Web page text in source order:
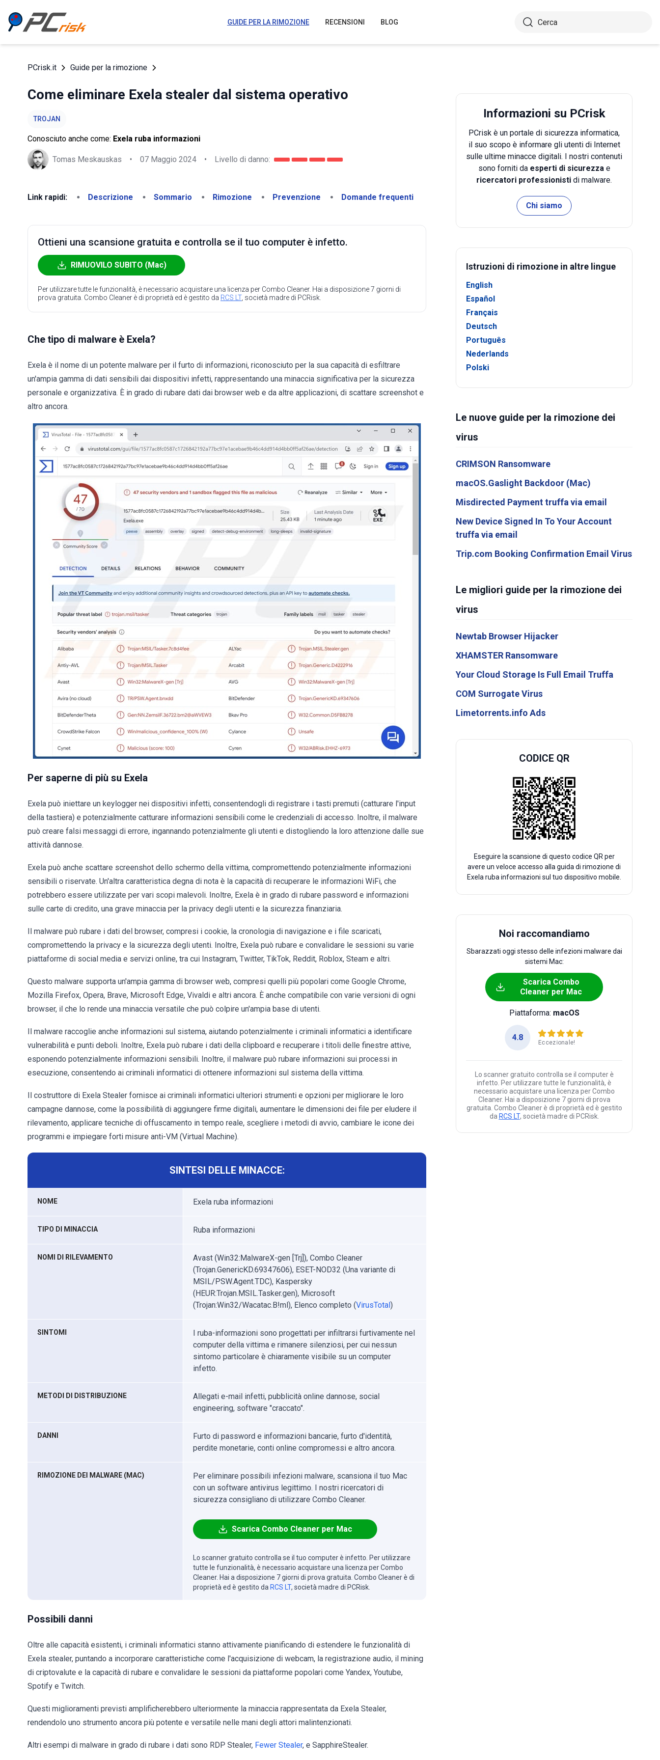
GUIDE PER LA RIMOZIONE RECENSIONI BLOG
PCrisk.it Guide per la rimozione
Come eliminare Exela stealer dal sistema operativo
TROJAN
Conosciuto anche come: Exela ruba informazioni
Tomas Meskauskas • 07 Maggio 2024 • Livello di danno:
Link rapidi: Descrizione Sommario Rimozione Prevenzione Domande frequenti
Ottieni una scansione gratuita e controlla se il tuo computer è infetto.
RIMUOVILO SUBITO (Mac)
Per utilizzare tutte le funzionalità, è necessario acquistare una licenza per Combo Cleaner. Hai a disposizione 7 giorni di
prova gratuita. Combo Cleaner è di proprietà ed è gestito da RCS LT, società madre di PCRisk.
Che tipo di malware è Exela?
Exela è il nome di un potente malware per il furto di informazioni, riconosciuto per la sua capacità di esfiltrare
un'ampia gamma di dati sensibili dai dispositivi infetti, rappresentando una minaccia significativa per la sicurezza
personale e organizzativa. È in grado di rubare dati dai browser web e da altre applicazioni, di scattare screenshot e
altro ancora.
Per saperne di più su Exela
Exela può iniettare un keylogger nei dispositivi infetti, consentendogli di registrare i tasti premuti (catturare l'input
della tastiera) e potenzialmente catturare informazioni sensibili come le credenziali di accesso. Inoltre, il malware
può creare falsi messaggi di errore, ingannando potenzialmente gli utenti e distogliendo la loro attenzione dalle sue
attività dannose.
Exela può anche scattare screenshot dello schermo della vittima, compromettendo potenzialmente informazioni
sensibili o riservate. Un'altra caratteristica degna di nota è la capacità di recuperare le informazioni WiFi, che
potrebbero essere utilizzate per vari scopi malevoli. Inoltre, Exela è in grado di rubare password e informazioni
sulle carte di credito, una grave minaccia per la privacy degli utenti e la sicurezza finanziaria.
Il malware può rubare i dati del browser, compresi i cookie, la cronologia di navigazione e i file scaricati,
compromettendo la privacy e la sicurezza degli utenti. Inoltre, Exela può rubare e convalidare le sessioni su varie
piattaforme di social media e servizi online, tra cui Instagram, Twitter, TikTok, Reddit, Roblox, Steam e altri.
Questo malware supporta un'ampia gamma di browser web, compresi quelli più popolari come Google Chrome,
Mozilla Firefox, Opera, Brave, Microsoft Edge, Vivaldi e altri ancora. È anche compatibile con varie versioni di ogni
browser, il che lo rende una minaccia versatile che può colpire un'ampia base di utenti.
Il malware raccoglie anche informazioni sul sistema, aiutando potenzialmente i criminali informatici a identificare
vulnerabilità e punti deboli. Inoltre, Exela può rubare i dati della clipboard e recuperare i titoli delle finestre attive,
esponendo potenzialmente informazioni sensibili. Inoltre, il malware può rubare informazioni sui processi in
esecuzione, consentendo ai criminali informatici di ottenere informazioni sul sistema della vittima.
Il costruttore di Exela Stealer fornisce ai criminali informatici ulteriori strumenti e opzioni per migliorare le loro
campagne dannose, come la possibilità di aggiungere firme digitali, aumentare le dimensioni dei file per eludere il
rilevamento, applicare tecniche di offuscamento in tempo reale, scegliere i metodi di avvio, cambiare le icone dei
programmi e impiegare forti misure anti-VM (Virtual Machine).
SINTESI DELLE MINACCE:
NOME Exela ruba informazioni
TIPO DI MINACCIA Ruba informazioni
NOMI DI RILEVAMENTO
Avast (Win32:MalwareX-gen [Trj]), Combo Cleaner
(Trojan.GenericKD.69347606), ESET-NOD32 (Una variante di
MSIL/PSW.Agent.TDC), Kaspersky
(HEUR:Trojan.MSIL.Tasker.gen), Microsoft
(Trojan:Win32/Wacatac.B!ml), Elenco completo (VirusTotal)
SINTOMI
I ruba-informazioni sono progettati per infiltrarsi furtivamente nel
computer della vittima e rimanere silenziosi, per cui nessun
sintomo particolare è chiaramente visibile su un computer
infetto.
METODI DI DISTRIBUZIONE
Allegati e-mail infetti, pubblicità online dannose, social
engineering, software "craccato".
DANNI
Furto di password e informazioni bancarie, furto d'identità,
perdite monetarie, conti online compromessi e altro ancora.
RIMOZIONE DEI MALWARE (MAC)
Per eliminare possibili infezioni malware, scansiona il tuo Mac
con un software antivirus legittimo. I nostri ricercatori di
sicurezza consigliano di utilizzare Combo Cleaner.
Scarica Combo Cleaner per Mac
Lo scanner gratuito controlla se il tuo computer è infetto. Per utilizzare
tutte le funzionalità, è necessario acquistare una licenza per Combo
Cleaner. Hai a disposizione 7 giorni di prova gratuita. Combo Cleaner è di
proprietà ed è gestito da RCS LT, società madre di PCRisk.
Possibili danni
Oltre alle capacità esistenti, i criminali informatici stanno attivamente pianificando di estendere le funzionalità di
Exela stealer, puntando a incorporare caratteristiche come l'acquisizione di webcam, la registrazione audio, il mining
di criptovalute e la capacità di rubare e convalidare le sessioni da piattaforme popolari come Yandex, Youtube,
Spotify e Twitch.
Questi miglioramenti previsti amplificherebbero ulteriormente la minaccia rappresentata da Exela Stealer,
rendendolo uno strumento ancora più potente e versatile nelle mani degli attori malintenzionati.
Altri esempi di malware in grado di rubare i dati sono RDP Stealer, Fewer Stealer, e SapphireStealer.
Informazioni su PCrisk
PCrisk è un portale di sicurezza informatica,
il suo scopo è informare gli utenti di Internet
sulle ultime minacce digitali. I nostri contenuti
sono forniti da esperti di sicurezzae
ricercatori professionisti di malware.
Chi siamo
Istruzioni di rimozione in altre lingue
English
Español
Français
Deutsch
Português
Nederlands
Polski
Le nuove guide per la rimozione dei
virus
CRIMSON Ransomware
macOS.Gaslight Backdoor (Mac)
Misdirected Payment truffa via email
New Device Signed In To Your Account
truffa via email
Trip.com Booking Confirmation Email Virus
Le migliori guide per la rimozione dei
virus
Newtab Browser Hijacker
XHAMSTER Ransomware
Your Cloud Storage Is Full Email Truffa
COM Surrogate Virus
Limetorrents.info Ads
CODICE QR
Eseguire la scansione di questo codice QR per
avere un veloce accesso alla guida di rimozione di
Exela ruba informazioni sul tuo dispositivo mobile.
Noi raccomandiamo
Sbarazzati oggi stesso delle infezioni malware dai
sistemi Mac:
Scarica Combo
Cleaner per Mac
Piattaforma: macOS
4.8
Eccezionale!
Lo scanner gratuito controlla se il computer è
infetto. Per utilizzare tutte le funzionalità, è
necessario acquistare una licenza per Combo
Cleaner. Hai a disposizione 7 giorni di prova
gratuita. Combo Cleaner è di proprietà ed è gestito
da RCS LT, società madre di PCRisk.